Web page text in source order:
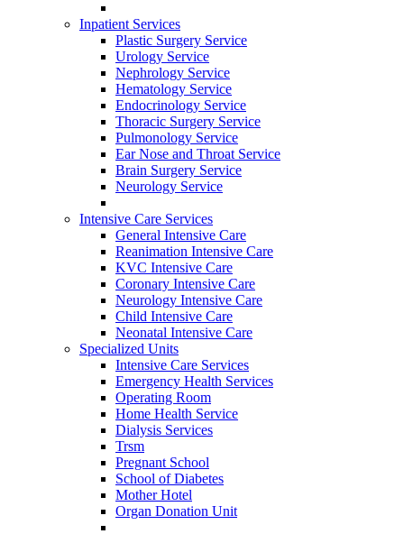
Inpatient Services
Plastic Surgery Service
Urology Service
Nephrology Service
Hematology Service
Endocrinology Service
Thoracic Surgery Service
Pulmonology Service
Ear Nose and Throat Service
Brain Surgery Service
Neurology Service
Intensive Care Services
General Intensive Care
Reanimation Intensive Care
KVC Intensive Care
Coronary Intensive Care
Neurology Intensive Care
Child Intensive Care
Neonatal Intensive Care
Specialized Units
Intensive Care Services
Emergency Health Services
Operating Room
Home Health Service
Dialysis Services
Trsm
Pregnant School
School of Diabetes
Mother Hotel
Organ Donation Unit